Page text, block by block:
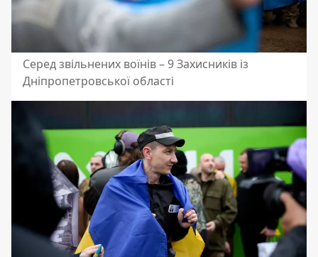
Серед звільнених воїнів – 9 Захисників із
Дніпропетровської області